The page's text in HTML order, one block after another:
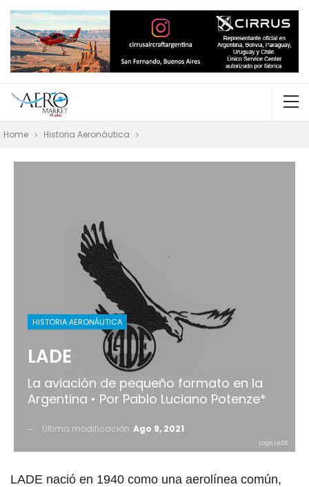
Home Historia Aeronáutica
HISTORIA AERONÁUTICA
LADE
La aviación de pequeño formato en la
Argentina • Por Pablo Luciano Potenze*
Última modificación Ago 9, 2021
Logo LADE
LADE nació en 1940 como una aerolínea común,